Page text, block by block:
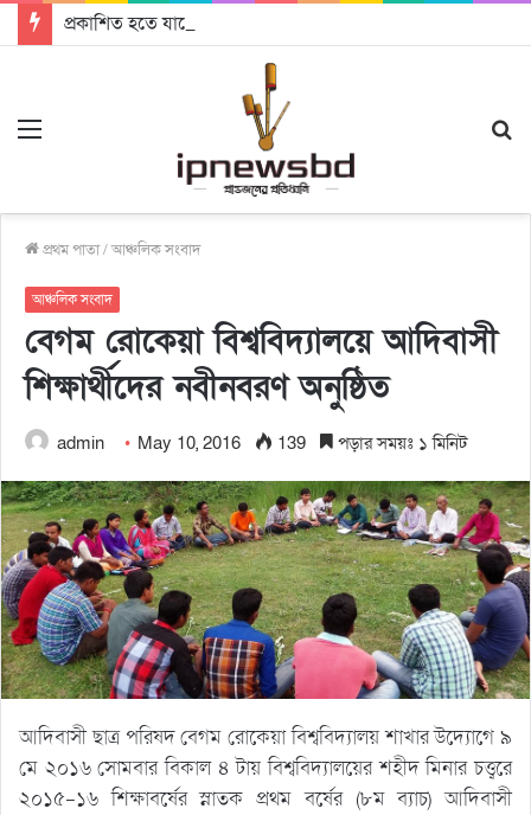
প্রকাশিত হতে যাচ্ছে দি রাবুগার নতুন গান ‘Baljanggi’
প্রথম পাতা/আঞ্চলিক সংবাদ
আঞ্চলিক সংবাদ
বেগম রোকেয়া বিশ্ববিদ্যালয়ে আদিবাসী
শিক্ষার্থীদের নবীনবরণ অনুষ্ঠিত
admin May 10, 2016 139 পড়ার সময়ঃ ১ মিনিট
আদিবাসী ছাত্র পরিষদ বেগম রোকেয়া বিশ্ববিদ্যালয় শাখার উদ্যোগে ৯
মে ২০১৬ সোমবার বিকাল ৪ টায় বিশ্ববিদ্যালয়ের শহীদ মিনার চত্ত্বরে
২০১৫-১৬ শিক্ষাবর্ষের স্নাতক প্রথম বর্ষের (৮ম ব্যাচ) আদিবাসী